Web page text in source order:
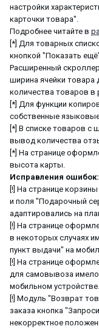
настройки
карточки товара".
Подробнее читайте в
[*] Для товарных
кнопкой "Показать
Расширенный
ширина ячейки
количества товаров в
[*] Для функции
собственные
[*] В списке товаров
вывод количества
[*] На странице
высота карты.
Исправления ошибок:
[!] На странице
и поля "Подарочный
адаптировались на
[!] На странице
в некоторых случаях
пункт выдачи" на
[!] На странице
для самовывоза
мобильном
[!] Модуль "Возврат
заказа кнопка
некорректное